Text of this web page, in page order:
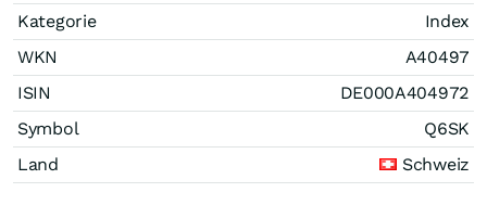
Kategorie
Index
WKN
A40497
ISIN
DE000A404972
Symbol
Q6SK
Land
Schweiz